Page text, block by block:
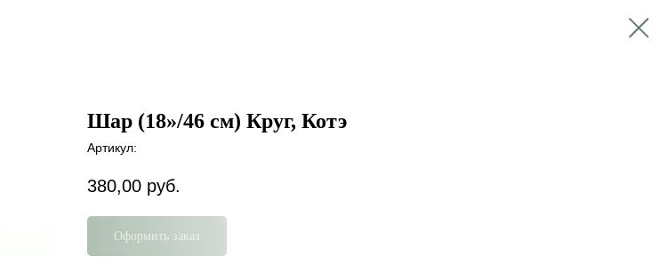
Шар (18»/46 см) Круг, Котэ
Артикул:
380,00 руб.
Оформить заказ